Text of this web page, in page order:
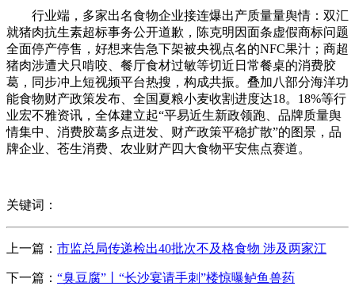
行业端，多家出名食物企业接连爆出产质量量舆情：双汇
就猪肉抗生素超标事务公开道歉，陈克明因面条虚假商标问题
全面停产停售，好想来告急下架被央视点名的NFC果汁；商超
猪肉涉遭犬只啃咬、餐厅食材过敏等切近日常餐桌的消费胶
葛，同步冲上短视频平台热搜，构成共振。叠加八部分海洋功
能食物财产政策发布、全国夏粮小麦收割进度达18。18%等行
业宏不雅资讯，全体建立起“平易近生新政领跑、品牌质量舆
情集中、消费胶葛多点迸发、财产政策平稳扩散”的图景，品
牌企业、苍生消费、农业财产四大食物平安焦点赛道。
关键词：
上一篇： 市监总局传递检出40批次不及格食物 涉及两家江
下一篇： “臭豆腐”丨“长沙宴请手刺”楼惊曝鲈鱼兽药